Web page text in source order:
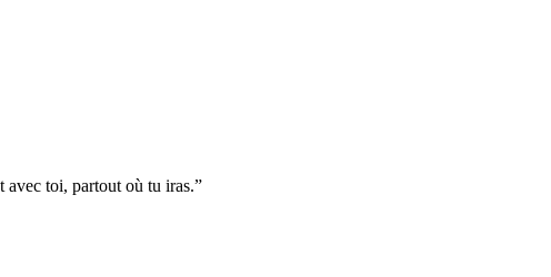
avec toi, partout où tu iras.”